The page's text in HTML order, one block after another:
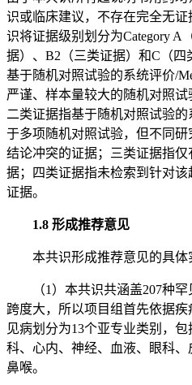
识或临床建议，不存在完全无
识将证据级别划分为Category A
据）、B2（三类证据）和C（
基于随机对照试验的系统评价/
严谨、样本量较大的随机对照试
二类证据指基于随机对照试验
于多项随机对照试验，但不同
结论冲突的证据；三类证据指
据；四类证据指未检索到针对
证据。
1.8 形成推荐意见
本共识形成推荐意见的具体
（1）本共识共涵盖207种
跨度大，所以项目组首先依据
见病划分为13个亚专业类别，
科、心内、神经、血液、眼科
鼻喉。